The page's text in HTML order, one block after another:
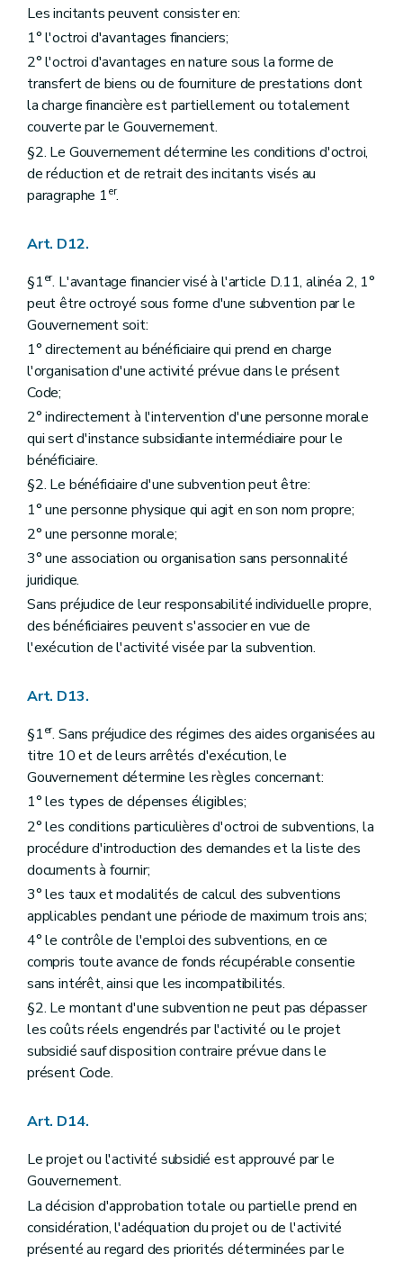
Les incitants peuvent consister en:
1° l'octroi d'avantages financiers;
2° l'octroi d'avantages en nature sous la forme de
transfert de biens ou de fourniture de prestations dont
la charge financière est partiellement ou totalement
couverte par le Gouvernement.
§2. Le Gouvernement détermine les conditions d'octroi,
de réduction et de retrait des incitants visés au
paragraphe 1er.
Art. D12.
§1er. L'avantage financier visé à l'article D.11, alinéa 2, 1°
peut être octroyé sous forme d'une subvention par le
Gouvernement soit:
1° directement au bénéficiaire qui prend en charge
l'organisation d'une activité prévue dans le présent
Code;
2° indirectement à l'intervention d'une personne morale
qui sert d'instance subsidiante intermédiaire pour le
bénéficiaire.
§2. Le bénéficiaire d'une subvention peut être:
1° une personne physique qui agit en son nom propre;
2° une personne morale;
3° une association ou organisation sans personnalité
juridique.
Sans préjudice de leur responsabilité individuelle propre,
des bénéficiaires peuvent s'associer en vue de
l'exécution de l'activité visée par la subvention.
Art. D13.
§1er. Sans préjudice des régimes des aides organisées au
titre 10 et de leurs arrêtés d'exécution, le
Gouvernement détermine les règles concernant:
1° les types de dépenses éligibles;
2° les conditions particulières d'octroi de subventions, la
procédure d'introduction des demandes et la liste des
documents à fournir;
3° les taux et modalités de calcul des subventions
applicables pendant une période de maximum trois ans;
4° le contrôle de l'emploi des subventions, en ce
compris toute avance de fonds récupérable consentie
sans intérêt, ainsi que les incompatibilités.
§2. Le montant d'une subvention ne peut pas dépasser
les coûts réels engendrés par l'activité ou le projet
subsidié sauf disposition contraire prévue dans le
présent Code.
Art. D14.
Le projet ou l'activité subsidié est approuvé par le
Gouvernement.
La décision d'approbation totale ou partielle prend en
considération, l'adéquation du projet ou de l'activité
présenté au regard des priorités déterminées par le